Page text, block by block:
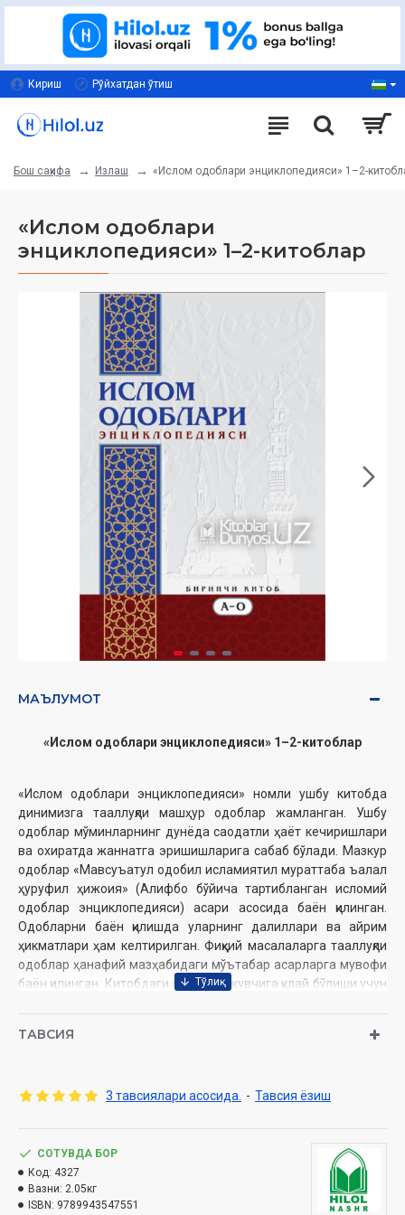
Кириш Рўйхатдан ўтиш
Бош саҳифа Излаш «Ислом одоблари энциклопедияси» 1–2-
«Ислом одоблари
энциклопедияси» 1–2-китоблар
МАЪЛУМОТ
«Ислом одоблари энциклопедияси» 1–2-китоблар
«Ислом одоблари энциклопедияси» номли ушбу китобда
динимизга тааллуқли машҳур одоблар жамланган. Ушбу
одоблар мўминларнинг дунёда саодатли ҳаёт кечиришлари
ва охиратда жаннатга эришишларига сабаб бўлади. Мазкур
одоблар «Мавсуъатул одобил исламиятил мураттаба ъалал
ҳуруфил ҳижоия» (Алифбо бўйича тартибланган исломий
одоблар энциклопедияси) асари асосида баён қилинган.
Одобларни баён қилишда уларнинг далиллари ва айрим
ҳикматлари ҳам келтирилган. Фиқҳий масалаларга тааллуқли
одоблар ҳанафий мазҳабидаги мўътабар асарларга мувофиқ
баён қилинган. Китобдаги одоблар ўкувчига қулай бўлиши учун
Тайёрловчилар:
Қудратуллоҳ Сидиқметов, Жалолиддин
Нашриёт:«Hilol» нашриёт-матбааси
ISBN:978-9943-9427-8-3
Ўлчами:70×100 1/32
Муқоваси:қаттиқ
ТАВСИЯ
3 тавсиялари асосида. - Тавсия ёзиш
СОТУВДА БОР
Код: 4327
Вазни: 2.05кг
ISBN: 9789943547551